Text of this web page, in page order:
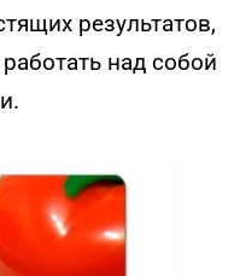
результатов,
над собой